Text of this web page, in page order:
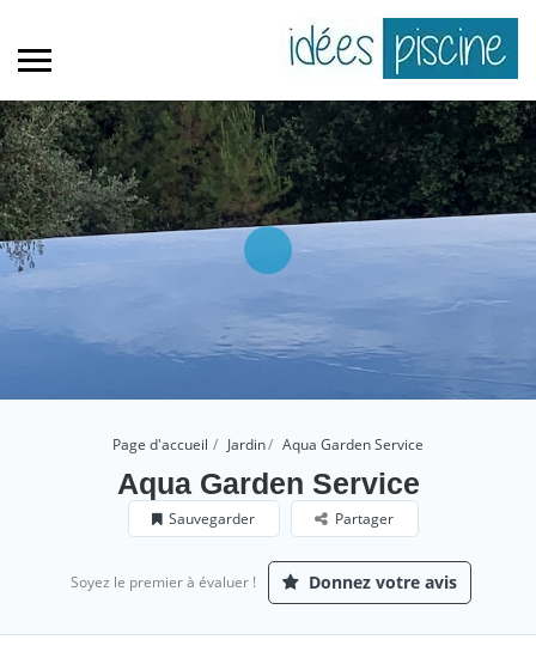
Page d'accueil Jardin Aqua Garden Service
Aqua Garden Service
Sauvegarder Partager
Soyez le premier à évaluer ! Donnez votre avis